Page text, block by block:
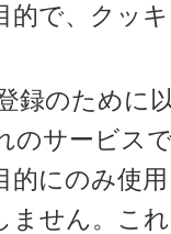
的で、クッ
録のために
のサービス
的にのみ使
ません。こ